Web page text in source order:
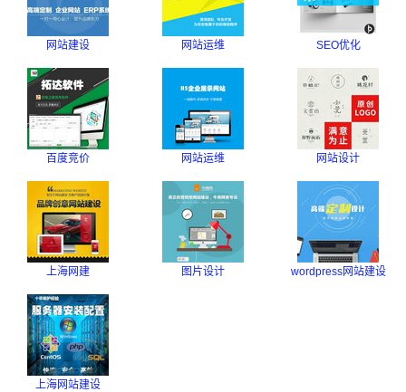
网站建设 网站运维 SEO优化
百度竞价 网站运维 网站设计
上海网建 图片设计 wordpress网站建设
上海网站建设